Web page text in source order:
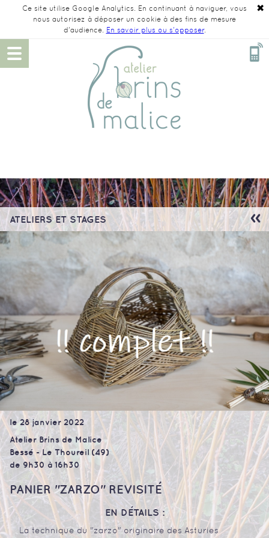
✖
Ce site utilise Google Analytics. En continuant à naviguer, vous
nous autorisez à déposer un cookie à des fins de mesure
d'audience. En savoir plus ou s'opposer.
ATELIERS ET STAGES
le 28 janvier 2022
Atelier Brins de Malice
Bessé - Le Thoureil (49)
de 9h30 à 16h30
PANIER "ZARZO" REVISITÉ
EN DÉTAILS :
La technique du "zarzo" originaire des Asturies